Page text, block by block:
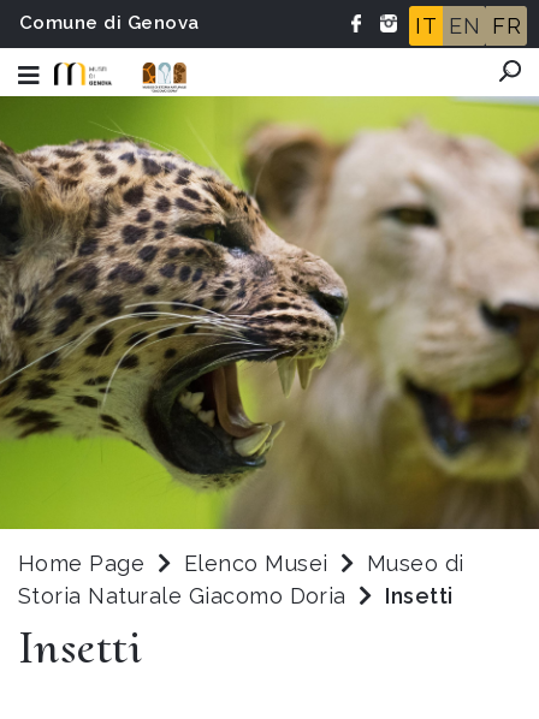
Comune di Genova IT EN FR
Home Page Elenco Musei
Museo di
Storia Naturale Giacomo Doria
Insetti
Insetti